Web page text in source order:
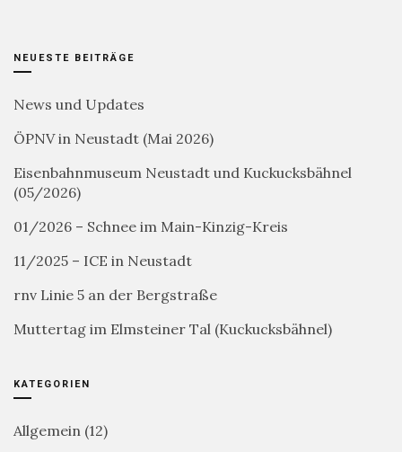
NEUESTE BEITRÄGE
News und Updates
ÖPNV in Neustadt (Mai 2026)
Eisenbahnmuseum Neustadt und Kuckucksbähnel
(05/2026)
01/2026 – Schnee im Main-Kinzig-Kreis
11/2025 – ICE in Neustadt
rnv Linie 5 an der Bergstraße
Muttertag im Elmsteiner Tal (Kuckucksbähnel)
KATEGORIEN
Allgemein (12)